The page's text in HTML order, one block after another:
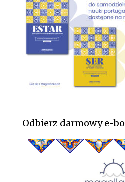
Odbierz darmowy e-